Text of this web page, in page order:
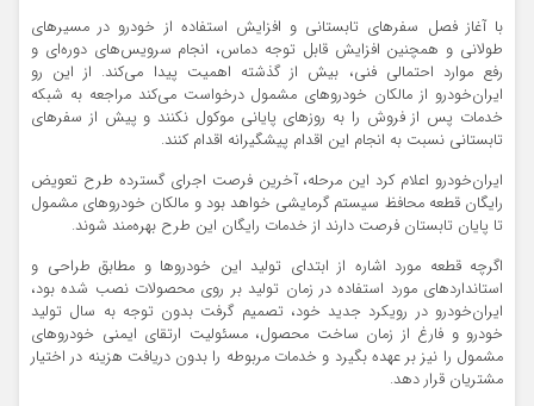
با آغاز فصل سفرهای تابستانی و افزایش استفاده از خودرو در مسیرهای
طولانی و همچنین افزایش قابل توجه دماس، انجام سرویس‌های دوره‌ای و
رفع موارد احتمالی فنی، بیش از گذشته اهمیت پیدا می‌کند. از این رو
ایران‌خودرو از مالکان خودروهای مشمول درخواست می‌کند مراجعه به شبکه
خدمات پس از فروش را به روزهای پایانی موکول نکنند و پیش از سفرهای
تابستانی نسبت به انجام این اقدام پیشگیرانه اقدام کنند.
ایران‌خودرو اعلام کرد این مرحله، آخرین فرصت اجرای گسترده طرح تعویض
رایگان قطعه محافظ سیستم گرمایشی خواهد بود و مالکان خودروهای مشمول
تا پایان تابستان فرصت دارند از خدمات رایگان این طرح بهره‌مند شوند.
اگرچه قطعه مورد اشاره از ابتدای تولید این خودروها و مطابق طراحی و
استانداردهای مورد استفاده در زمان تولید بر روی محصولات نصب شده بود،
ایران‌خودرو در رویکرد جدید خود، تصمیم گرفت بدون توجه به سال تولید
خودرو و فارغ از زمان ساخت محصول، مسئولیت ارتقای ایمنی خودروهای
مشمول را نیز بر عهده بگیرد و خدمات مربوطه را بدون دریافت هزینه در اختیار
مشتریان قرار دهد.